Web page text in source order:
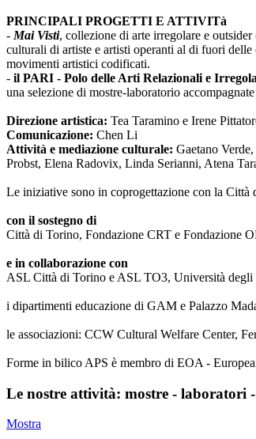
PRINCIPALI PROGETTI E ATTIVITà
- Mai Visti, collezione di arte irregolare e
culturali di artiste e artisti operanti al di fuori
movimenti artistici codificati.
- il PARI - Polo delle Arti Relazionali e
una selezione di mostre-laboratorio
Direzione artistica: Tea Taramino e Irene
Comunicazione: Chen Li
Attività e mediazione culturale: Gaetano
Probst, Elena Radovix, Linda Serianni, Atena
Le iniziative sono in coprogettazione con la Città
con il sostegno di
Città di Torino, Fondazione CRT e Fondazione
e in collaborazione con
ASL Città di Torino e ASL TO3, Università
i dipartimenti educazione di GAM e Palazzo
le associazioni: CCW Cultural Welfare Center,
Forme in bilico APS è membro di EOA -
Le nostre attività: mostre - laboratori
Mostra